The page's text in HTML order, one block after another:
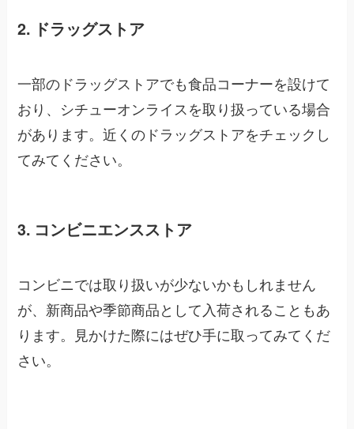
2. ドラッグストア
一部のドラッグストアでも食品コーナーを設けて
おり、シチューオンライスを取り扱っている場合
があります。近くのドラッグストアをチェックし
てみてください。
3. コンビニエンスストア
コンビニでは取り扱いが少ないかもしれません
が、新商品や季節商品として入荷されることもあ
ります。見かけた際にはぜひ手に取ってみてくだ
さい。